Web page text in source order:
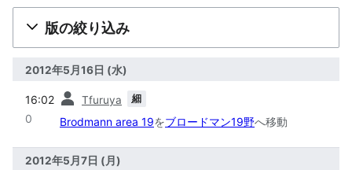
版の絞り込み
2012年5月16日 (水)
16:02 Tfuruya 細
0 Brodmann area 19をブロードマン19野へ移動
2012年5月7日 (月)